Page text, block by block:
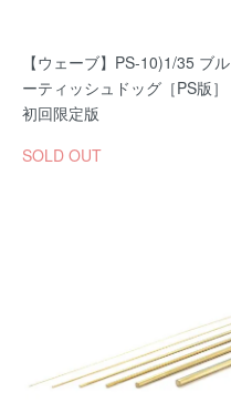
【ウェーブ】PS-10)1/35 ブル
ーティッシュドッグ［PS版］
初回限定版
SOLD OUT